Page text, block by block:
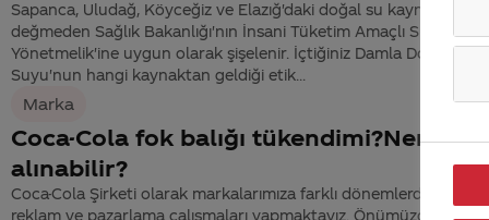
Sapanca, Uludağ, Köyceğiz ve Elazığ'daki doğal su
değmeden Sağlık Bakanlığı'nın İnsani Tüketim Amaçlı Sular
Yönetmelik'ine uygun olarak şişelenir. İçtiğiniz Damla Doğal
Suyu'nun hangi kaynaktan geldiği etik...
Marka
Coca-Cola fok balığı tükendimi?Nereden
alınabilir?
Coca-Cola Şirketi olarak markalarımıza farklı dönemlerde, farklı
reklam ve pazarlama çalışmaları yapmaktayız. Önümüzdeki